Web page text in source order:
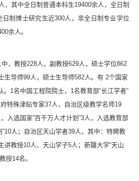
，其中全日制普通本科生19400余人，全日制
日制博士研究生近300人，非全日制专业学位
余人。
，教授228人，副教授629人，硕士学位862
生导师99人，硕士生导师582人。有 2个国家
1名中国工程院院士，1名教育部“长江学者”
特殊津贴专家37人，自治区级教学名师19
入选国家“百千万人才计划”3人，入选教育部
人；自治区天山学者39人，其中：特聘教
讲教授10人、天山学子5人；新疆大学“天山
授14名。